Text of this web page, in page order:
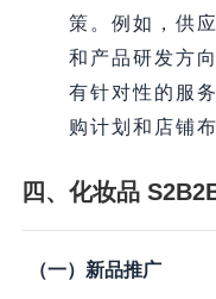
策。例如，供
和产品研发方
有针对性的服
购计划和店铺布
四、化妆品
（一）新品推广